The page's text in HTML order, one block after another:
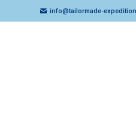
info@tailormade-